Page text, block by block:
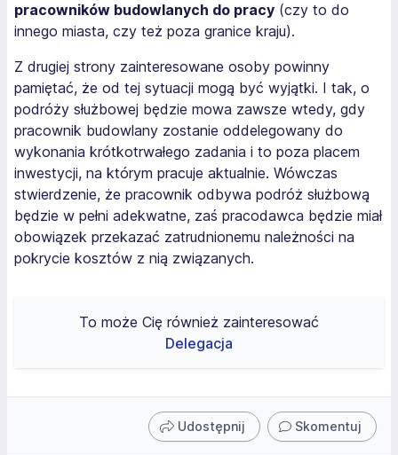
pracowników budowlanych do pracy (czy to do
innego miasta, czy też poza granice kraju).
Z drugiej strony zainteresowane osoby powinny
pamiętać, że od tej sytuacji mogą być wyjątki. I tak, o
podróży służbowej będzie mowa zawsze wtedy, gdy
pracownik budowlany zostanie oddelegowany do
wykonania krótkotrwałego zadania i to poza placem
inwestycji, na którym pracuje aktualnie. Wówczas
stwierdzenie, że pracownik odbywa podróż służbową
będzie w pełni adekwatne, zaś pracodawca będzie miał
obowiązek przekazać zatrudnionemu należności na
pokrycie kosztów z nią związanych.
To może Cię również zainteresować
Delegacja
Udostępnij Skomentuj